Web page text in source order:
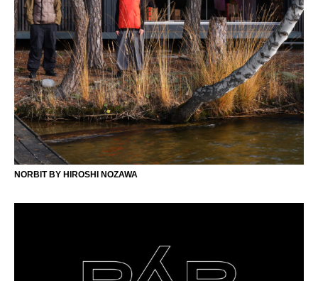
NORBIT BY HIROSHI NOZAWA